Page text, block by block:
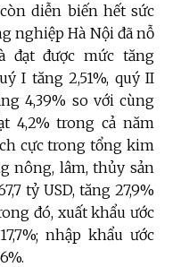
diễn biến hết sức
nghiệp Hà Nội đã nỗ
đạt được mức tăng
I tăng 2,51%, quý II
4,39% so với cùng
4,2% trong cả năm
cực trong tổng kim
nông, lâm, thủy sản
tỷ USD, tăng 27,9%
đó, xuất khẩu ước
nhập khẩu ước